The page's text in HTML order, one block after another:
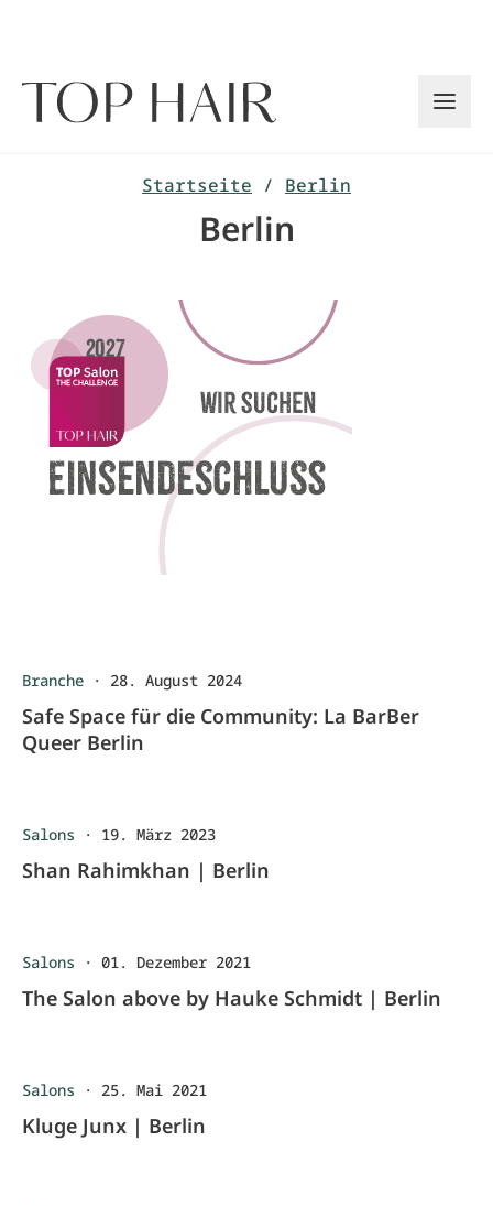
Startseite / Berlin
Berlin
Branche · 28. August 2024
Safe Space für die Community: La BarBer
Queer Berlin
Salons · 19. März 2023
Shan Rahimkhan | Berlin
Salons · 01. Dezember 2021
The Salon above by Hauke Schmidt | Berlin
Salons · 25. Mai 2021
Kluge Junx | Berlin